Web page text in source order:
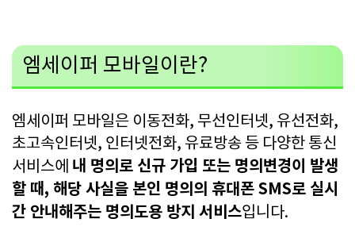
엠세이퍼 모바일이란?
엠세이퍼 모바일은 이동전화, 무선인터넷, 유선전화,
초고속인터넷, 인터넷전화, 유료방송 등 다양한 통신
서비스에 내 명의로 신규 가입 또는 명의변경이 발생
할 때, 해당 사실을 본인 명의의 휴대폰 SMS로 실시
간 안내해주는 명의도용 방지 서비스입니다.